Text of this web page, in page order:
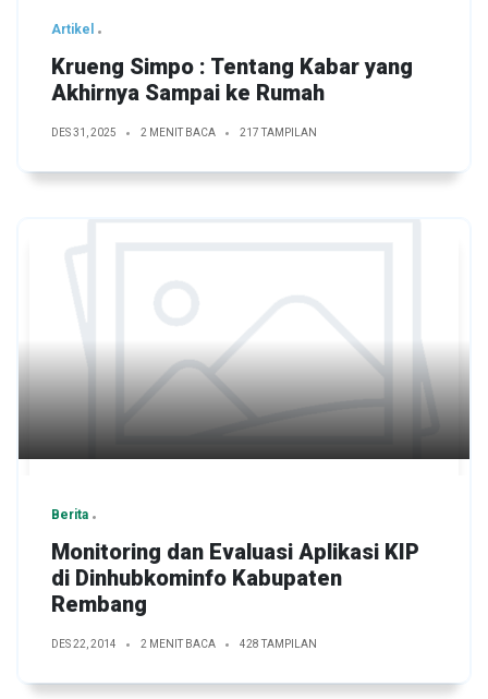
Artikel
Krueng Simpo : Tentang Kabar yang
Akhirnya Sampai ke Rumah
DES 31, 2025 2 MENIT BACA 217 TAMPILAN
Berita
Monitoring dan Evaluasi Aplikasi KIP
di Dinhubkominfo Kabupaten
Rembang
DES 22, 2014 2 MENIT BACA 428 TAMPILAN